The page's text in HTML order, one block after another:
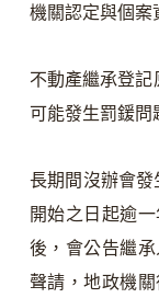
機關認定與個案
不動產繼承登記
可能發生罰鍰問
長期間沒辦會發
開始之日起逾
後，會公告繼
聲請，地政機